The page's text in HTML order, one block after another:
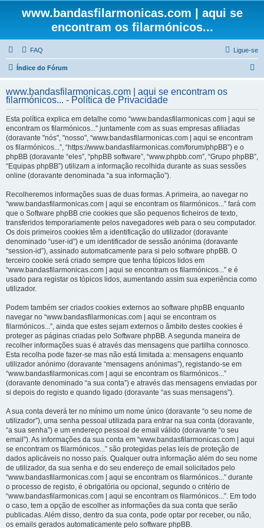
www.bandasfilarmonicas.com | aqui se
encontram os filarmónicos...
FAQ Ligue-se
Índice do Fórum
q
www.bandasfilarmonicas.com | aqui se encontram os
filarmónicos... - Política de Privacidade
Esta política explica em detalhe como “www.bandasfilarmonicas.com | aqui se
encontram os filarmónicos...” juntamente com as suas empresas afiliadas
(doravante "nós", "nosso", “www.bandasfilarmonicas.com | aqui se encontram
os filarmónicos...”, “https://www.bandasfilarmonicas.com/forum/phpBB”) e o
phpBB (doravante “eles”, “phpBB software”, “www.phpbb.com”, “Grupo phpBB”,
“Equipas phpBB”) utilizam a informação recolhida durante as suas sessões
online (doravante denominada “a sua informação”).
Recolheremos informações suas de duas formas. A primeira, ao navegar no
“www.bandasfilarmonicas.com | aqui se encontram os filarmónicos...” fará com
que o Software phpBB crie cookies que são pequenos ficheiros de texto,
transferidos temporariamente pelos navegadores web para o seu computador.
Os dois primeiros cookies têm a identificação do utilizador (doravante
denominado “user-id”) e um identificador de sessão anónima (doravante
“session-id”), assinado automaticamente para si pelo software phpBB. O
terceiro cookie será criado sempre que tenha tópicos lidos em
“www.bandasfilarmonicas.com | aqui se encontram os filarmónicos...” e é
usado para registar os tópicos lidos, aumentando assim sua experiência como
utilizador.
Podem também ser criados cookies externos ao software phpBB enquanto
navegar no “www.bandasfilarmonicas.com | aqui se encontram os
filarmónicos...”, ainda que estes sejam externos o âmbito destes cookies é
proteger as páginas criadas pelo Software phpBB. A segunda maneira de
recolher informações suas é através das mensagens que partilha connosco.
Esta recolha pode fazer-se mas não está limitada a: mensagens enquanto
utilizador anónimo (doravante “mensagens anónimas”), registando-se em
“www.bandasfilarmonicas.com | aqui se encontram os filarmónicos...”
(doravante denominado “a sua conta”) e através das mensagens enviadas por
si depois do registo e quando ligado (doravante “as suas mensagens”).
A sua conta deverá ter no mínimo um nome único (doravante “o seu nome de
utilizador”), uma senha pessoal utilizada para entrar na sua conta (doravante,
“a sua senha”) e um endereço pessoal de email válido (doravante “o seu
email”). As informações da sua conta em “www.bandasfilarmonicas.com | aqui
se encontram os filarmónicos...” são protegidas pelas leis de proteção de
dados aplicáveis no nosso país. Qualquer outra informação além do seu nome
de utilizador, da sua senha e do seu endereço de email solicitados pelo
“www.bandasfilarmonicas.com | aqui se encontram os filarmónicos...” durante
o processo de registo, é obrigatória ou opcional, segundo o critério de
“www.bandasfilarmonicas.com | aqui se encontram os filarmónicos...”. Em todo
o caso, tem a opção de escolher as informações da sua conta que serão
publicadas. Além disso, dentro da sua conta, pode optar por receber, ou não,
os emails gerados automaticamente pelo software phpBB.